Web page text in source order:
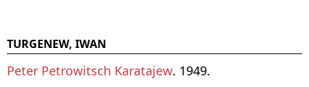
TURGENEW, IWAN
Peter Petrowitsch Karatajew. 1949.